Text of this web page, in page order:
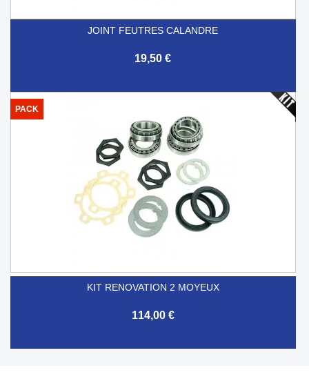
JOINT FEUTRES CALANDRE
19,50 €
KIT RENOVATION 2 MOYEUX
114,00 €
PACK